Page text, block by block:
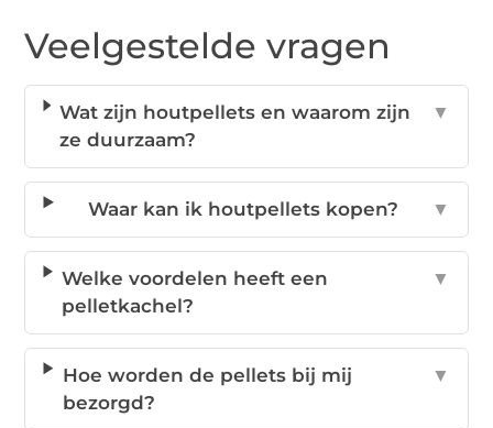
Veelgestelde vragen
Wat zijn houtpellets en waarom zijn
ze duurzaam?
▼
Waar kan ik houtpellets kopen? ▼
Welke voordelen heeft een
pelletkachel?
▼
Hoe worden de pellets bij mij
bezorgd?
▼